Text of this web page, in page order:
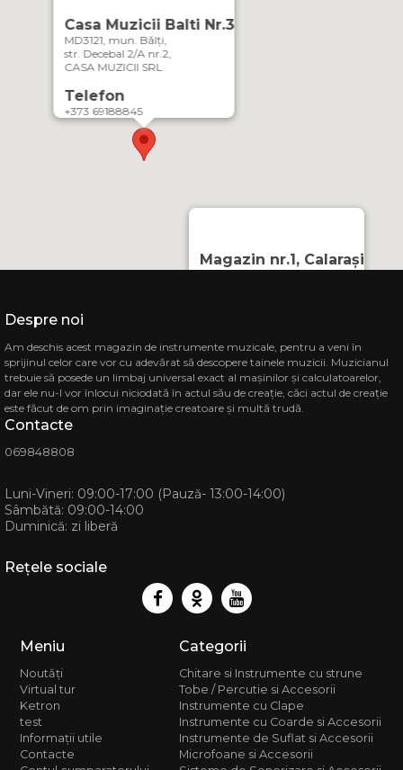
Magazin nr.1, Calarași
069848808
MD-
Casa Muzicii Balti Nr.3
MD3121, mun. Bălți,
str. Decebal 2/A nr.2,
CASA MUZICII SRL
Telefon
+373 69188845
Despre noi
Am deschis acest magazin de instrumente muzicale, pentru a veni în
sprijinul celor care vor cu adevărat să descopere tainele muzicii. Muzicianul
trebuie să posede un limbaj universal exact al mașinilor și calculatoarelor,
dar ele nu-l vor înlocui niciodată în actul său de creație, căci actul de creație
este făcut de om prin imaginație creatoare și multă trudă.
Contacte
069848808
Luni-Vineri: 09:00-17:00 (Pauză- 13:00-14:00)
Sâmbătă: 09:00-14:00
Duminică: zi liberă
Rețele sociale
Meniu
Noutăți
Virtual tur
Ketron
test
Informații utile
Contacte
Categorii
Chitare si Instrumente cu strune
Tobe / Percutie si Accesorii
Instrumente cu Clape
Instrumente cu Coarde si Accesorii
Instrumente de Suflat si Accesorii
Microfoane si Accesorii